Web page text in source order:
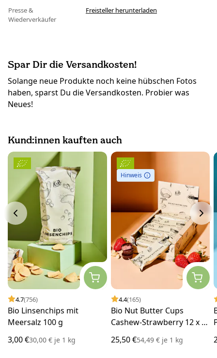
Presse &
Wiederverkäufer
Freisteller herunterladen
Spar Dir die Versandkosten!
Solange neue Produkte noch keine hübschen Fotos
haben, sparst Du die Versandkosten. Probier was
Neues!
Kund:innen kauften auch
4.7(756)
Bio Linsenchips mit
Meersalz 100 g
3,00 €30,00 € je 1 kg
Hinweis
4.4(165)
Bio Nut Butter Cups
Cashew-Strawberry 12 x 3
25,50 €54,49 € je1 kg